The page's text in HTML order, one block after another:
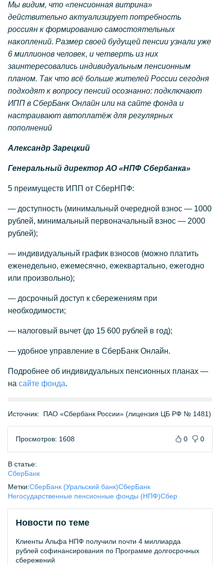
Мы видим, что «пенсионная витрина»
действительно актуализирует потребность
россиян к формированию самостоятельных
накоплений. Размер своей будущей пенсии узнали уже
6 миллионов человек, и четверть из них
заинтересовались индивидуальным пенсионным
планом. Так что всё больше жителей России сегодня
подходят к вопросу пенсий осознанно: подключают
ИПП в СберБанк Онлайн или на сайте фонда и
настраивают автоплатёж для регулярных
пополнений
Александр Зарецкий
Генеральный директор АО «НПФ Сбербанка»
5 преимуществ ИПП от СберНПФ:
— доступность (минимальный очередной взнос — 1000
рублей, минимальный первоначальный взнос — 2000
рублей);
— индивидуальный график взносов (можно платить
еженедельно, ежемесячно, ежеквартально, ежегодно
или произвольно);
— досрочный доступ к сбережениям при
необходимости;
— налоговый вычет (до 15 600 рублей в год);
— удобное управление в СберБанк Онлайн.
Подробнее об индивидуальных пенсионных планах —
на сайте фонда.
Источник: ПАО «Сбербанк России» (лицензия ЦБ РФ № 1481)
Просмотров: 1608 0 0
В статье:
СберБанк
Метки:СберБанк (Уральский банк)СберБанк
Негосударственные пенсионные фонды (НПФ)Сбер
Новости по теме
Клиенты Альфа НПФ получили почти 4 миллиарда
рублей софинансирования по Программе долгосрочных
сбережений